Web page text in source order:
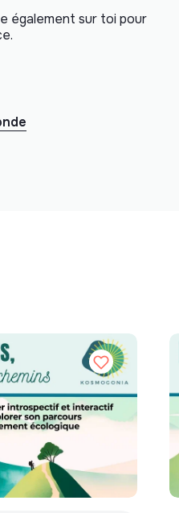
également sur toi pour